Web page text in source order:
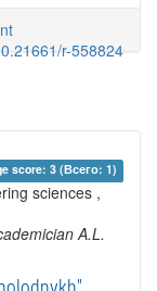
r-558824
score: 3 (Всего: 1)
sciences ,
A.L.